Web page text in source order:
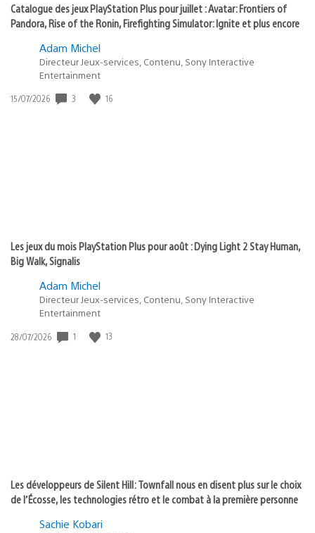
Catalogue des jeux PlayStation Plus pour juillet : Avatar: Frontiers of
Pandora, Rise of the Ronin, Firefighting Simulator: Ignite et plus encore
Adam Michel
Directeur Jeux-services, Contenu, Sony Interactive
Entertainment
Date
15/07/2026 3 16
Les jeux du mois PlayStation Plus pour août : Dying Light 2 Stay Human,
Big Walk, Signalis
Adam Michel
Directeur Jeux-services, Contenu, Sony Interactive
Entertainment
Date
28/07/2026 1 13
Les développeurs de Silent Hill: Townfall nous en disent plus sur le choix
de l’Écosse, les technologies rétro et le combat à la première personne
Sachie Kobari